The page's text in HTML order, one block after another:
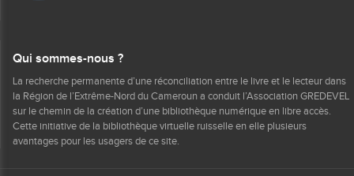
Qui sommes-nous ?
La recherche permanente d’une réconciliation entre le livre et le lecteur dans
la Région de l’Extrême-Nord du Cameroun a conduit l’Association GREDEVEL
sur le chemin de la création d’une bibliothèque numérique en libre accès.
Cette initiative de la bibliothèque virtuelle ruisselle en elle plusieurs
avantages pour les usagers de ce site.